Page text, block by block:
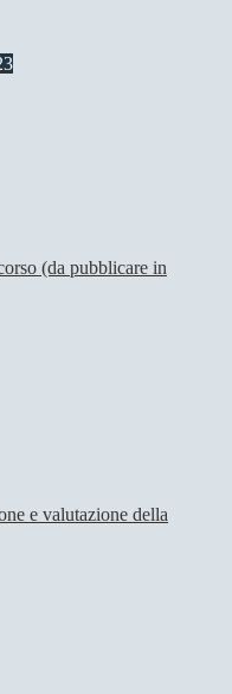
(da pubblicare in
e valutazione della